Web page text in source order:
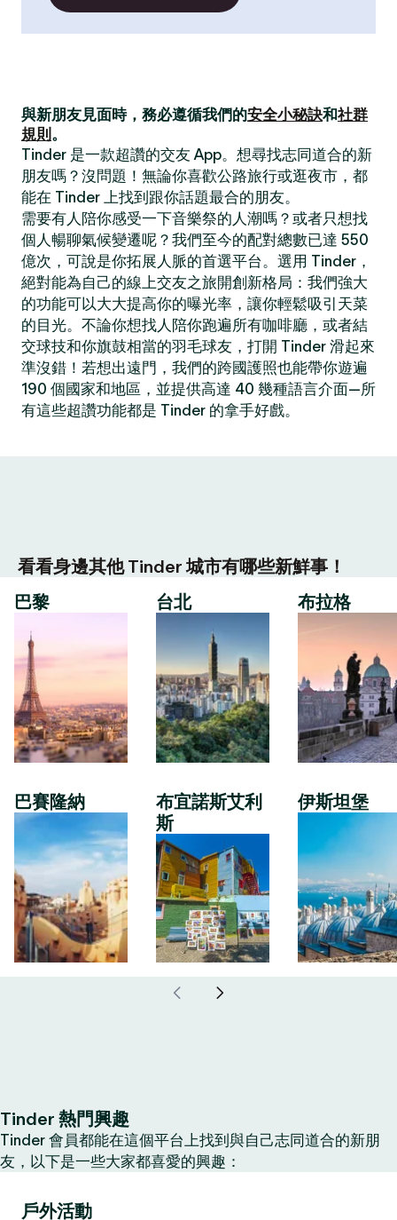
與新朋友見面時，務必遵循我們的安全小秘訣和社群
規則 。
Tinder 是一款超讚的交友 App。想尋找志同道合的新
朋友嗎？沒問題！無論你喜歡公路旅行或逛夜市，都
能在 Tinder 上找到跟你話題最合的朋友。
需要有人陪你感受一下音樂祭的人潮嗎？或者只想找
個人暢聊氣候變遷呢？我們至今的配對總數已達 550
億次，可說是你拓展人脈的首選平台。選用 Tinder，
絕對能為自己的線上交友之旅開創新格局：我們強大
的功能可以大大提高你的曝光率，讓你輕鬆吸引天菜
的目光。不論你想找人陪你跑遍所有咖啡廳，或者結
交球技和你旗鼓相當的羽毛球友，打開 Tinder 滑起來
準沒錯！若想出遠門，我們的跨國護照也能帶你遊遍
190 個國家和地區，並提供高達 40 幾種語言介面—所
有這些超讚功能都是 Tinder 的拿手好戲。
看看身邊其他 Tinder 城市有哪些新鮮事！
巴黎
巴賽隆納
台北
布宜諾斯艾利
斯
布拉格
伊斯坦堡
Tinder 熱門興趣
Tinder 會員都能在這個平台上找到與自己志同道合的新朋
友，以下是一些大家都喜愛的興趣：
戶外活動